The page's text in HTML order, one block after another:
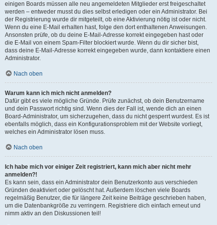
einigen Boards müssen alle neu angemeldeten Mitglieder erst freigeschaltet
werden – entweder musst du dies selbst erledigen oder ein Administrator. Bei
der Registrierung wurde dir mitgeteilt, ob eine Aktivierung nötig ist oder nicht.
Wenn du eine E-Mail erhalten hast, folge den dort enthaltenen Anweisungen.
Ansonsten prüfe, ob du deine E-Mail-Adresse korrekt eingegeben hast oder
die E-Mail von einem Spam-Filter blockiert wurde. Wenn du dir sicher bist,
dass deine E-Mail-Adresse korrekt eingegeben wurde, dann kontaktiere einen
Administrator.
Nach oben
Warum kann ich mich nicht anmelden?
Dafür gibt es viele mögliche Gründe. Prüfe zunächst, ob dein Benutzername
und dein Passwort richtig sind. Wenn dies der Fall ist, wende dich an einen
Board-Administrator, um sicherzugehen, dass du nicht gesperrt wurdest. Es ist
ebenfalls möglich, dass ein Konfigurationsproblem mit der Website vorliegt,
welches ein Administrator lösen muss.
Nach oben
Ich habe mich vor einiger Zeit registriert, kann mich aber nicht mehr
anmelden?!
Es kann sein, dass ein Administrator dein Benutzerkonto aus verschieden
Gründen deaktiviert oder gelöscht hat. Außerdem löschen viele Boards
regelmäßig Benutzer, die für längere Zeit keine Beiträge geschrieben haben,
um die Datenbankgröße zu verringern. Registriere dich einfach erneut und
nimm aktiv an den Diskussionen teil!